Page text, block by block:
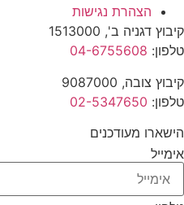
הצהרת נגישות
קיבוץ דגניה ב', 1513000
טלפון: 04-6755608
קיבוץ צובה, 9087000
טלפון: 02-5347650
הישארו מעודכנים
אימייל